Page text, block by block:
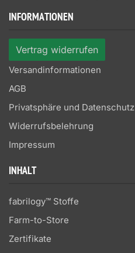
INFORMATIONEN
Vertrag widerrufen
Versandinformationen
AGB
Privatsphäre und Datenschutz
Widerrufsbelehrung
Impressum
INHALT
fabrilogy™ Stoffe
Farm-to-Store
Zertifikate